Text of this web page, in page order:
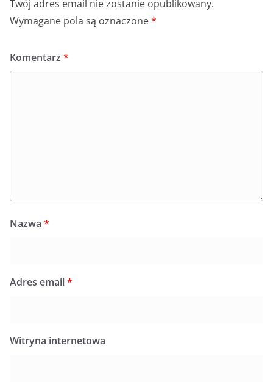
Twój adres email nie zostanie opublikowany.
Wymagane pola są oznaczone*
Komentarz *
Nazwa *
Adres email*
Witryna internetowa